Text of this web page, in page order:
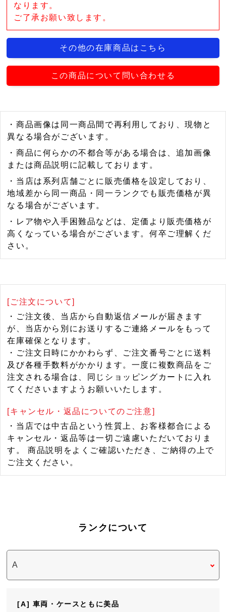
なります。
ご了承お願い致します。
その他の在庫商品はこちら
この商品について問い合わせる
・商品画像は同一商品間で再利用しており、現物と
異なる場合がございます。
・商品に何らかの不都合等がある場合は、追加画像
または商品説明に記載しております。
・当店は系列店舗ごとに販売価格を設定しており、
地域差から同一商品・同一ランクでも販売価格が異
なる場合がございます。
・レア物や入手困難品などは、定価より販売価格が
高くなっている場合がございます。何卒ご理解くだ
さい。
[ご注文について]
・ご注文後、当店から自動返信メールが届きます
が、当店から別にお送りするご連絡メールをもって
在庫確保となります。
・ご注文日時にかかわらず、ご注文番号ごとに送料
及び各種手数料がかかります。一度に複数商品をご
注文される場合は、同じショッピングカートに入れ
てくださいますようお願いいたします。
[キャンセル・返品についてのご注意]
・当店では中古品という性質上、お客様都合による
キャンセル・返品等は一切ご遠慮いただいておりま
す。 商品説明をよくご確認いただき、ご納得の上で
ご注文ください。
ランクについて
[A] 車両・ケースともに美品